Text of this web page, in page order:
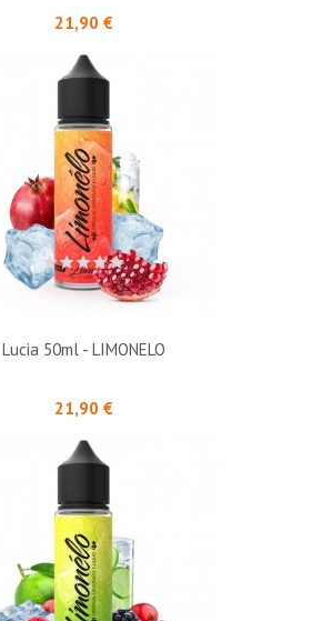
21,90 €Prix
Lucia 50ml - LIMONELO
21,90 €Prix